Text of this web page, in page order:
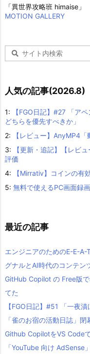
「異世界攻略班 himaise」
MOTION GALLERY
人気の記事(2026.8)
1:
【FGO日記】#27 「ア
どちらを優先すべきか」
2:
【レビュー】AnyMP4
3:
【更新・追記】【レビ
評価
4:
【Mirrativ】コインの有
5: 無料で使えるPC画面録
最近の記事
エンジニアのためのE-E-
グナルとAI時代のコンテン
GitHub Copilot の Free版
てた
【FGO日記】#51 「一夜
「雀のお宿の活動日誌」閉
Github CopilotをVS Code
「YouTube 向け AdSense